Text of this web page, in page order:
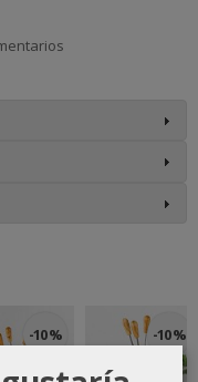
-10 % -10 %